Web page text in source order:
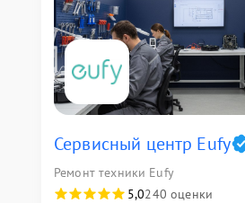
Сервисный центр Eufy
Ремонт техники Eufy
5,0240 оценки